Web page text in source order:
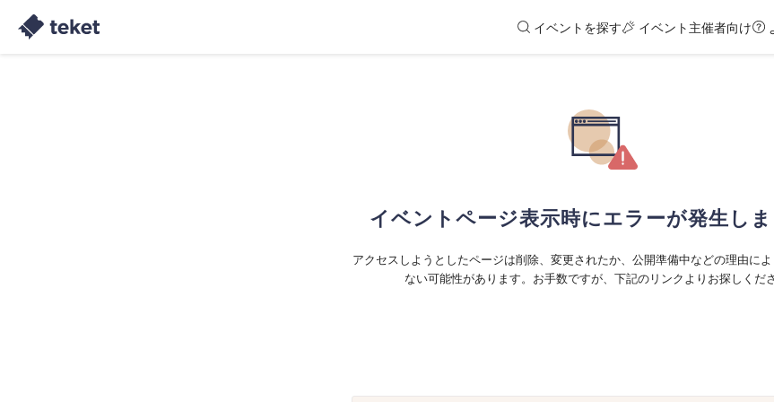
イベントを探す イベント主催者向け
イベントページ表示時にエラーが発生しま
アクセスしようとしたページは削除、変更されたか、公開準備中などの理由に
ない可能性があります。お手数ですが、下記のリンクよりお探しくださ